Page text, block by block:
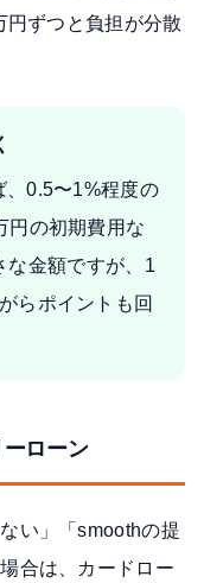
円ずつと負担が分散
、0.5〜1%程度の
円の初期費用な
な金額ですが、1
らポイントも回
ローン
い」「smoothの提
合は、カードロー